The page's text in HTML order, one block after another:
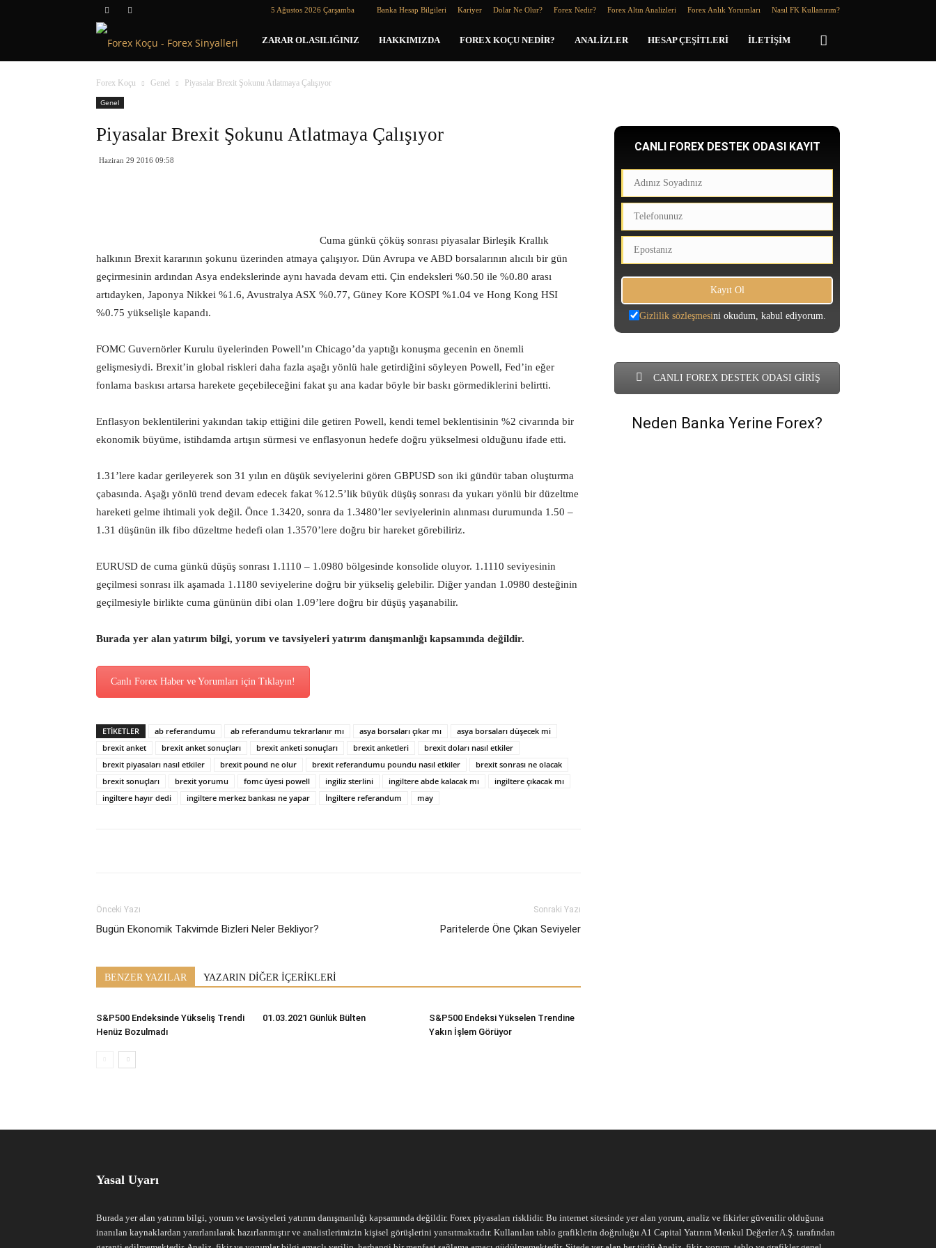
5 Ağustos 2026 Çarşamba Banka Hesap Bilgileri Kariyer Dolar Ne Olur? Forex Nedir? Forex Altın Analizleri Forex Anlık Yorumları Nasıl FK Kullanırım?
Forex
Koçu
ZARAR OLASILIĞINIZ HAKKIMIZDA FOREX KOÇU NEDIR? ANALIZLER HESAP ÇEŞITLERI İLETIŞIM
Forex Koçu Genel
Piyasalar Brexit Şokunu Atlatmaya Çalışıyor
Genel
Piyasalar Brexit Şokunu Atlatmaya Çalışıyor
Haziran 29 2016 09:58
Cuma günkü çöküş sonrası piyasalar Birleşik Krallık
halkının Brexit kararının şokunu üzerinden atmaya çalışıyor. Dün Avrupa ve ABD borsalarının alıcılı bir gün
geçirmesinin ardından Asya endekslerinde aynı havada devam etti. Çin endeksleri %0.50 ile %0.80 arası
artıdayken, Japonya Nikkei %1.6, Avustralya ASX %0.77, Güney Kore KOSPI %1.04 ve Hong Kong HSI
%0.75 yükselişle kapandı.
FOMC Guvernörler Kurulu üyelerinden Powell’ın Chicago’da yaptığı konuşma gecenin en önemli
gelişmesiydi. Brexit’in global riskleri daha fazla aşağı yönlü hale getirdiğini söyleyen Powell, Fed’in eğer
fonlama baskısı artarsa harekete geçebileceğini fakat şu ana kadar böyle bir baskı görmediklerini belirtti.
Enflasyon beklentilerini yakından takip ettiğini dile getiren Powell, kendi temel beklentisinin %2 civarında bir
ekonomik büyüme, istihdamda artışın sürmesi ve enflasyonun hedefe doğru yükselmesi olduğunu ifade etti.
1.31’lere kadar gerileyerek son 31 yılın en düşük seviyelerini gören GBPUSD son iki gündür taban oluşturma
çabasında. Aşağı yönlü trend devam edecek fakat %12.5’lik büyük düşüş sonrası da yukarı yönlü bir düzeltme
hareketi gelme ihtimali yok değil. Önce 1.3420, sonra da 1.3480’ler seviyelerinin alınması durumunda 1.50 –
1.31 düşünün ilk fibo düzeltme hedefi olan 1.3570’lere doğru bir hareket görebiliriz.
EURUSD de cuma günkü düşüş sonrası 1.1110 – 1.0980 bölgesinde konsolide oluyor. 1.1110 seviyesinin
geçilmesi sonrası ilk aşamada 1.1180 seviyelerine doğru bir yükseliş gelebilir. Diğer yandan 1.0980 desteğinin
geçilmesiyle birlikte cuma gününün dibi olan 1.09’lere doğru bir düşüş yaşanabilir.
Burada yer alan yatırım bilgi, yorum ve tavsiyeleri yatırım danışmanlığı kapsamında değildir.
Canlı Forex Haber ve Yorumları için Tıklayın!
ETİKETLER ab referandumu ab referandumu tekrarlanır mı asya borsaları çıkar mı
asya borsaları düşecek mi
brexit anket
brexit anket sonuçları brexit anketi sonuçları brexit anketleri
brexit doları nasıl etkiler
brexit piyasaları nasıl etkiler
brexit pound ne olur brexit referandumu poundu nasıl etkiler
brexit sonrası ne olacak
brexit sonuçları
brexit yorumu fomc üyesi powell ingiliz sterlini ingiltere abde kalacak mı
ingiltere çıkacak mı
ingiltere hayır dedi
ingiltere merkez bankası ne yapar İngiltere referandum may
Önceki Yazı
Bugün Ekonomik Takvimde Bizleri Neler Bekliyor?
Sonraki Yazı
Paritelerde Öne Çıkan Seviyeler
BENZER YAZILAR YAZARIN DİĞER İÇERİKLERİ
S&P500 Endeksinde Yükseliş Trendi
Henüz Bozulmadı
01.03.2021 Günlük Bülten
S&P500 Endeksi Yükselen Trendine
Yakın İşlem Görüyor
CANLI FOREX DESTEK ODASI KAYIT
Gizlilik sözleşmesini okudum, kabul ediyorum.
CANLI FOREX DESTEK ODASI GİRİŞ
Neden Banka Yerine Forex?
Yasal Uyarı
Burada yer alan yatırım bilgi, yorum ve tavsiyeleri yatırım danışmanlığı kapsamında değildir. Forex piyasaları risklidir. Bu internet sitesinde yer alan yorum, analiz ve fikirler güvenilir olduğuna
inanılan kaynaklardan yararlanılarak hazırlanmıştır ve analistlerimizin kişisel görüşlerini yansıtmaktadır. Kullanılan tablo grafiklerin doğruluğu A1 Capital Yatırım Menkul Değerler A.Ş. tarafından